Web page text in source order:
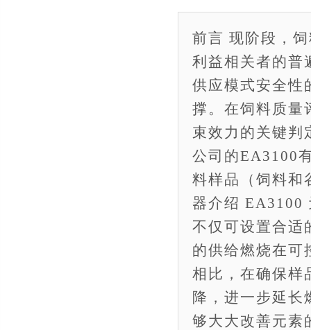
前言 现阶段，
利益相关者的普
供应模式安全性
撑。在饲料质量
束效力的关键判
公司的EA3100
料样品（饲料和
器介绍 EA3100
不仅可设置合适
的供给燃烧在可
相比，在确保样
降，进一步延长
够大大改善元素